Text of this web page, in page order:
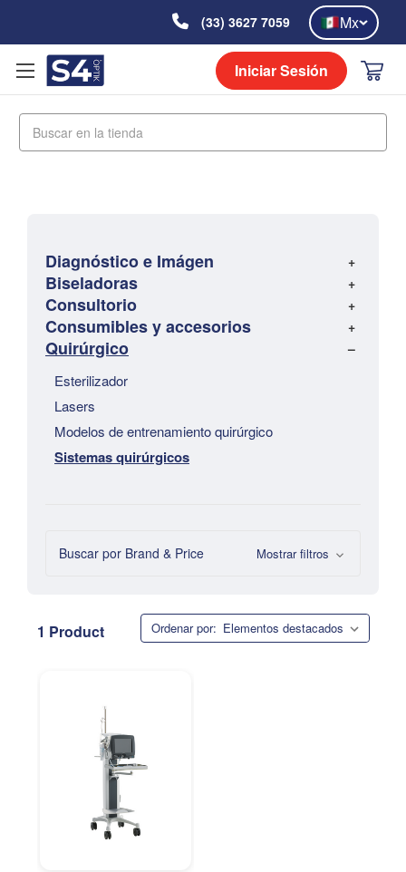
(33) 3627 7059 Mx
Iniciar Sesión
Diagnóstico e Imágen
Biseladoras
Consultorio
Consumibles y accesorios
Quirúrgico
Esterilizador
Lasers
Modelos de entrenamiento quirúrgico
Sistemas quirúrgicos
Buscar por Brand & Price Mostrar filtros
1 Product Ordenar por: